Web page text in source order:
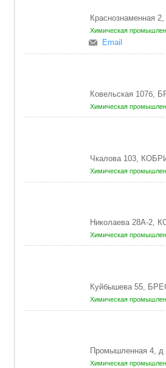
Краснознаменная
Химическая
Email
Ковельская 107б,
Химическая
Чкалова 103,
Химическая
Николаева 28А-2,
Химическая
Куйбышева 55,
Химическая
Промышленная 4,
Химическая